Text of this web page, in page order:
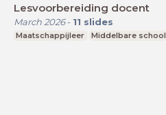
Lesvoorbereiding docent
March 2026- 11 slides
Maatschappijleer Middelbare school